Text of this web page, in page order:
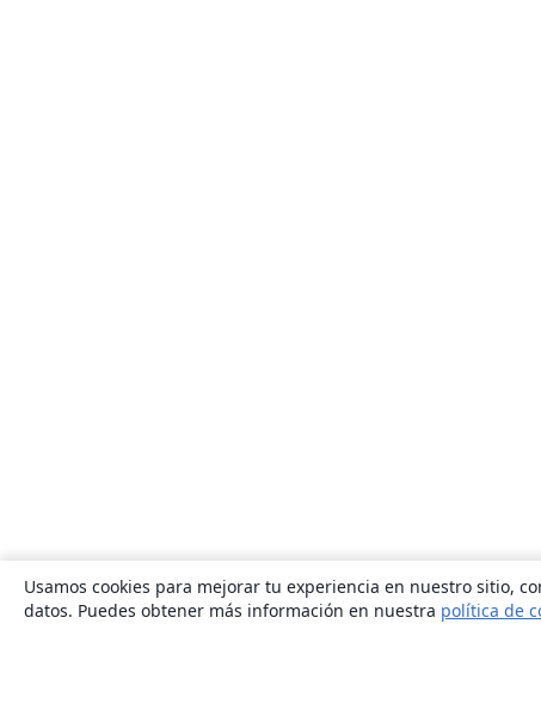
Usamos cookies para mejorar tu experiencia en nuestro sitio,
datos. Puedes obtener más información en nuestra política de